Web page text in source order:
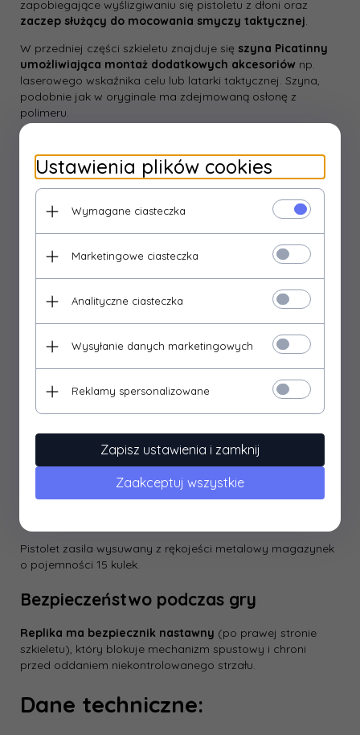
zapobiegające wyślizgiwaniu się pistoletu z dłoni oraz
zaczep służący do mocowania smyczy taktycznej.
W przedniej części szkieletu znajduje się szyna Picatinny
umożliwiająca montaż dodatkowych akcesoriów np.
laserowego wskaźnika celu lub latarki taktycznej. Szyna,
podobnie jak w oryginale ma zdejmowaną osłonę z
polimeru.
i przyspieszają szybkie wejście w cel.
Duża prędkość początkowa
początkowa wystrzelonej kulki wynosi ok. 460 fps
(na
. Warto pamiętać, że na wydajność repliki
największy wpływ mają temperatura powietrza oraz
System hop-up
Pistolet masystem hop-up o stałym ustawieniu, który
najlepiej sprawdza się podczas strzelania kulkami o
ciężarze 0,20 g/ 0,25 g, zapewniając im płaską trajektorię i
powtarzalną celność.
Pistolet zasila wysuwany z rękojeści metalowy magazynek
o pojemności 15 kulek.
Bezpieczeństwo podczas gry
Replika ma bezpiecznik nastawny (po prawej stronie
szkieletu), który blokuje mechanizm spustowy i chroni
przed oddaniem niekontrolowanego strzału.
Dane techniczne:
Ustawienia plików cookies
Wymagane ciasteczka
Marketingowe ciasteczka
Analityczne ciasteczka
Wysyłanie danych marketingowych
Reklamy spersonalizowane
Zapisz ustawienia i zamknij
Zaakceptuj wszystkie